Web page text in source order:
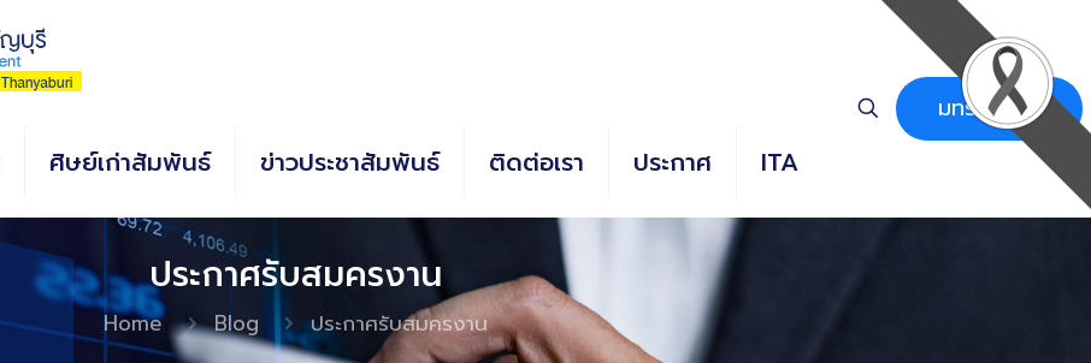
ศิษย์เก่าสัมพันธ์ ข่าวประชาสัมพันธ์ ติดต่อเรา ประกาศ ITA
มทร.ธัญบุรี
ประกาศรับสมครงาน
Home Blog ประกาศรับสมครงาน